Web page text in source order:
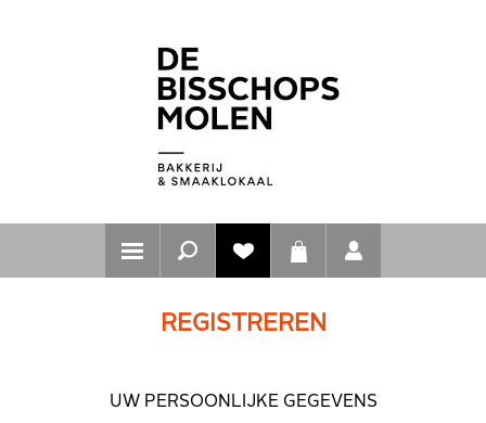
REGISTREREN
UW PERSOONLIJKE GEGEVENS